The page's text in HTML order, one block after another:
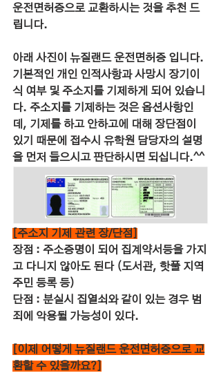
운전면허증으로 교환하시는 것을 추천 드
립니다.
아래 사진이 뉴질랜드 운전면허증 입니다.
기본적인 개인 인적사항과 사망시 장기이
식 여부 및 주소지를 기제하게 되어 있습니
다. 주소지를 기제하는 것은 옵션사항인
데, 기제를 하고 안하고에 대해 장단점이
있기 때문에 접수시 유학원 담당자의 설명
을 먼저 들으시고 판단하시면 되십니다.^^
[주소지 기제 관련 장/단점]
장점 : 주소증명이 되어 집계약서등을 가지
고 다니지 않아도 된다 (도서관, 핫풀 지역
주민 등록 등)
단점 : 분실시 집열쇠와 같이 있는 경우 범
죄에 악용될 가능성이 있다.
[이제 어떻게 뉴질랜드 운전면허증으로 교
환할 수 있을까요?]